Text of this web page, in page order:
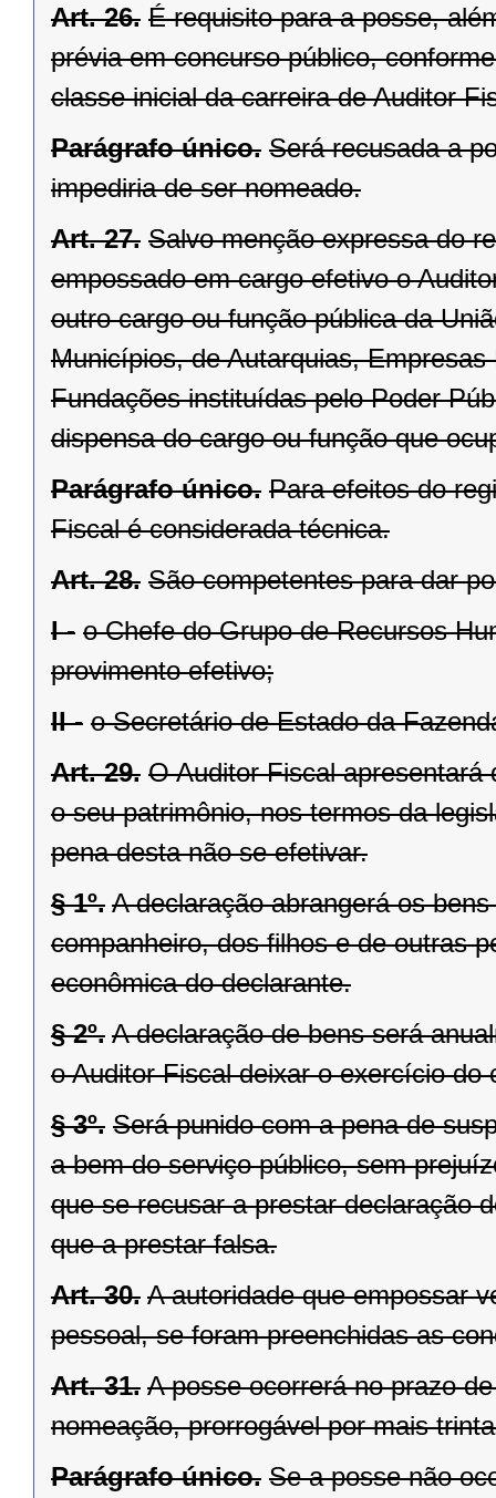
Art. 26. É requisito para a posse,
prévia em concurso público,
classe inicial da carreira de Auditor
Parágrafo único. Será recusada a
impediria de ser nomeado.
Art. 27. Salvo menção expressa do
empossado em cargo efetivo o
outro cargo ou função pública da
Municípios, de Autarquias,
Fundações instituídas pelo Poder
dispensa do cargo ou função que
Parágrafo único. Para efeitos do
Fiscal é considerada técnica.
Art. 28. São competentes para dar
I - o Chefe do Grupo de Recursos
provimento efetivo;
II - o Secretário de Estado da
Art. 29. O Auditor Fiscal apresentará
o seu patrimônio, nos termos da
pena desta não se efetivar.
§ 1º. A declaração abrangerá os
companheiro, dos filhos e de outras
econômica do declarante.
§ 2º. A declaração de bens será
o Auditor Fiscal deixar o exercício do
§ 3º. Será punido com a pena de
a bem do serviço público, sem
que se recusar a prestar declaração
que a prestar falsa.
Art. 30. A autoridade que empossar
pessoal, se foram preenchidas as
Art. 31. A posse ocorrerá no prazo
nomeação, prorrogável por mais
Parágrafo único. Se a posse não